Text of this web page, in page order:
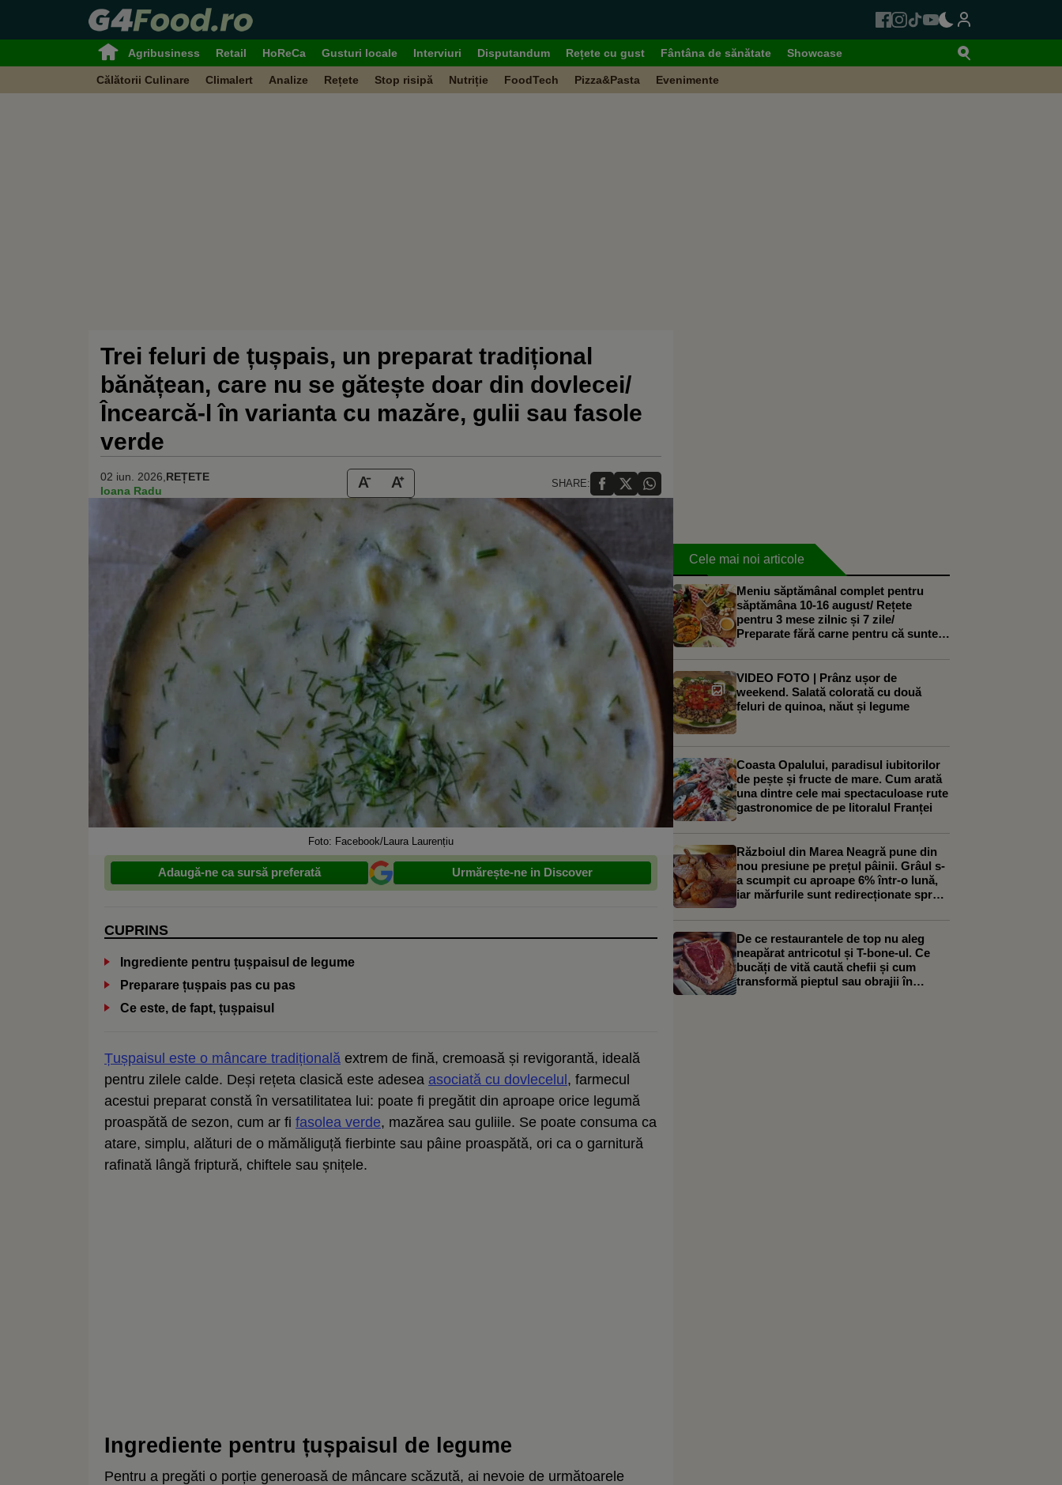
Agribusiness Retail HoReCa Gusturi locale Interviuri Disputandum Rețete cu gust Fântâna de sănătate Showcase
Călătorii Culinare Climalert Analize Rețete Stop risipă Nutriție FoodTech Pizza&Pasta Evenimente
Trei feluri de țușpais, un preparat tradițional
bănățean, care nu se gătește doar din dovlecei/
Încearcă-l în varianta cu mazăre, gulii sau fasole
verde
02 iun. 2026, REȚETE
Ioana Radu
SHARE:
Foto: Facebook/Laura Laurențiu
Adaugă-ne ca sursă preferată Urmărește-ne in Discover
CUPRINS
Ingrediente pentru țușpaisul de legume
Preparare țușpais pas cu pas
Ce este, de fapt, țușpaisul
Țușpaisul este o mâncare tradițională extrem de fină, cremoasă și revigorantă, ideală
pentru zilele calde. Deși rețeta clasică este adesea asociată cu dovlecelul, farmecul
acestui preparat constă în versatilitatea lui: poate fi pregătit din aproape orice legumă
proaspătă de sezon, cum ar fi fasolea verde, mazărea sau guliile. Se poate consuma ca
atare, simplu, alături de o mămăliguță fierbinte sau pâine proaspătă, ori ca o garnitură
rafinată lângă friptură, chiftele sau șnițele.
Ingrediente pentru țușpaisul de legume
Pentru a pregăti o porție generoasă de mâncare scăzută, ai nevoie de următoarele
Cele mai noi articole
Meniu săptămânal complet pentru
săptămâna 10-16 august/ Rețete
pentru 3 mese zilnic și 7 zile/
Preparate fără carne pentru că suntem
august
VIDEO FOTO | Prânz ușor de
weekend. Salată colorată cu două
feluri de quinoa, năut și legume
Coasta Opalului, paradisul iubitorilor
de pește și fructe de mare. Cum arată
una dintre cele mai spectaculoase rute
gastronomice de pe litoralul Franței
Războiul din Marea Neagră pune din
nou presiune pe prețul pâinii. Grâul s-
a scumpit cu aproape 6% într-o lună,
iar mărfurile sunt redirecționate spre
De ce restaurantele de top nu aleg
neapărat antricotul și T-bone-ul. Ce
bucăți de vită caută chefii și cum
transformă pieptul sau obrajii în